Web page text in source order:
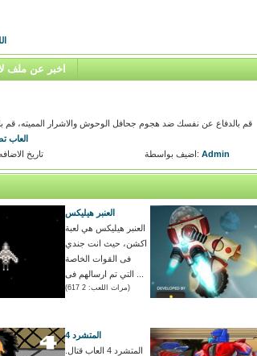
اخبر عن ملف
قم بالدفاع عن نفسك ضد هجوم جحافل الوحوش والاشرار المميته، قم
العاب
تاريخ الاضافه: 13 ابريل اضيف بواسطة: Admin
العنبر هيليكس
العنبر هيليكس هي لعبة
اكشن، حيث انت جندي
فى القوات الخاصة
(مرات اللعب: 2 617)
المتشرد 4
المتشرد 4 العاب قتال.